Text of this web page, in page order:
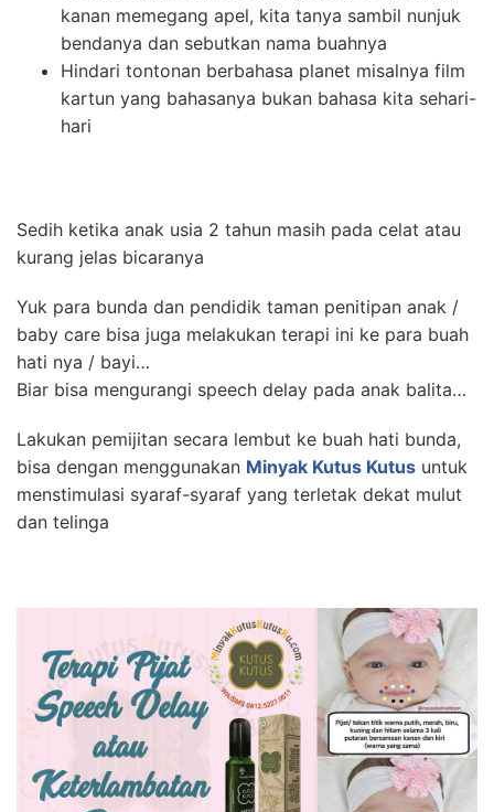
kanan memegang apel, kita tanya sambil nunjuk
bendanya dan sebutkan nama buahnya
Hindari tontonan berbahasa planet misalnya film
kartun yang bahasanya bukan bahasa kita sehari-
hari
Sedih ketika anak usia 2 tahun masih pada celat atau
kurang jelas bicaranya
Yuk para bunda dan pendidik taman penitipan anak /
baby care bisa juga melakukan terapi ini ke para buah
hati nya / bayi…
Biar bisa mengurangi speech delay pada anak balita…
Lakukan pemijitan secara lembut ke buah hati bunda,
bisa dengan menggunakan Minyak Kutus Kutus untuk
menstimulasi syaraf-syaraf yang terletak dekat mulut
dan telinga